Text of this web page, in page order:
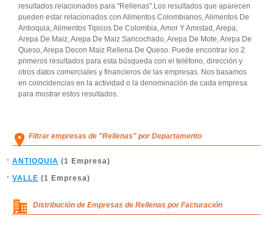
resultados relacionados para "Rellenas".Los resultados que aparecen
pueden estar relacionados con Alimentos Colombianos, Alimentos De
Antioquia, Alimentos Tipicos De Colombia, Amor Y Amistad, Arepa,
Arepa De Maiz, Arepa De Maiz Sancochado, Arepa De Mote, Arepa De
Queso, Arepa Decon Maiz Rellena De Queso. Puede encontrar los 2
primeros resultados para esta búsqueda con el teléfono, dirección y
otros datos comerciales y financieros de las empresas. Nos basamos
en coincidencias en la actividad o la denominación de cada empresa
para mostrar estos resultados.
Filtrar empresas de "Rellenas" por Departamento
ANTIOQUIA (1 Empresa)
VALLE (1 Empresa)
Distribución de Empresas de Rellenas por Facturación